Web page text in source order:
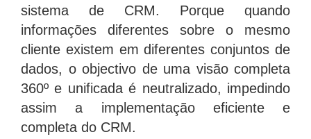
sistema de CRM. Porque quando
informações diferentes sobre o mesmo
cliente existem em diferentes conjuntos de
dados, o objectivo de uma visão completa
360º e unificada é neutralizado, impedindo
assim a implementação eficiente e
completa do CRM.